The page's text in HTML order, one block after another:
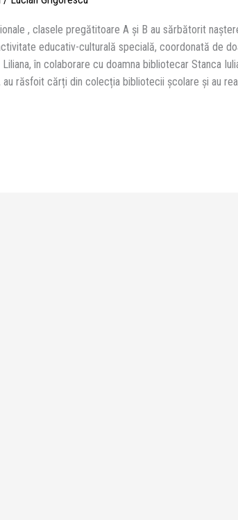
, clasele pregătitoare A și B au sărbătorit
educativ-culturală specială, coordonată de
în colaborare cu doamna bibliotecar Stanca
răsfoit cărți din colecția bibliotecii școlare și au